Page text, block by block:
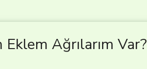
Eklem Ağrılarım Var?